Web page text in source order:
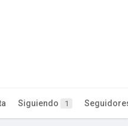
Siguiendo 1